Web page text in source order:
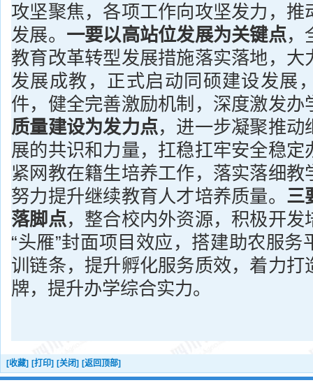
攻坚聚焦，各项工作向攻坚发力，推
发展。 一要以高站位发展为关键点，
教育改革转型发展措施落实落地，大
发展成教，正式启动同硕建设发展
件，健全完善激励机制，深度激发办
质量建设为发力点，进一步凝聚推
展的共识和力量，扛稳扛牢安全稳定
紧网教在籍生培养工作，落实落细教
努力提升继续教育人才培养质量。 三
落脚点，整合校内外资源，积极开发
“头雁”封面项目效应，搭建助农服务
训链条，提升孵化服务质效，着力打
牌，提升办学综合实力。
[收藏] [打印] [关闭] [返回顶部]